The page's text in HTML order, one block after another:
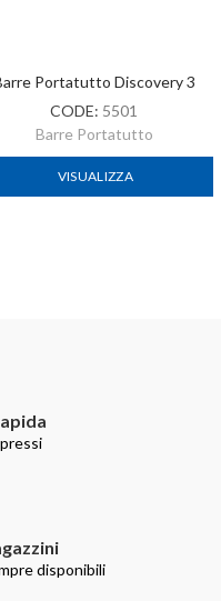
Portatutto Discovery 3
CODE: 5501
Barre Portatutto
VISUALIZZA
disponibili